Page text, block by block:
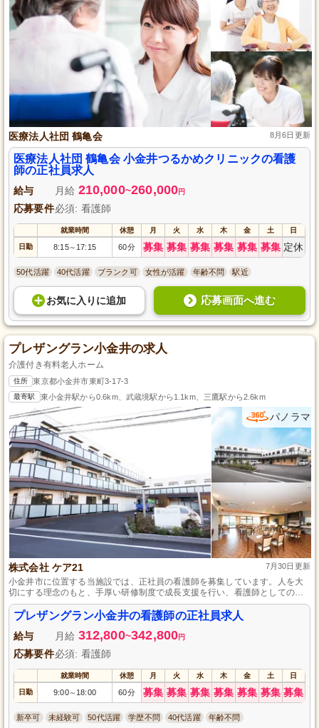
医療法人社団 鶴亀会 8月6日更新
医療法人社団 鶴亀会 小金井つるかめクリニックの看護
師の正社員求人
給与 月給 210,000~260,000円
応募要件必須: 看護師
就業時間 休憩 月 火 水 木 金 土 日
日勤 8:15～ 17:15 60分 募集 募集 募集 募集 募集 募集 定休
50代活躍 40代活躍 ブランク可 女性が活躍 年齢不問 駅近
お気に入り に追加 応募画面へ進む
プレザングラン小金井の求人
介護付き有料老人ホーム
住所 東京都小金井市東町3-17-3
最寄駅 東小金井駅から0.6km、武蔵境駅から1.1km、三鷹駅から2.6km
パノラマ
株式会社 ケア21 7月30日更新
小金井市に位置する当施設では、正社員の看護師を募集しています。人を大
切にする理念のもと、手厚い研修制度で成長支援を行い、看護師としてのス
キルアップが目指せます。利用者さまの健康管理などに携わりながら、プラ
イベートも大切にできるシフト制勤務と希望休制度を設け、バランスの取れ
た働き方をお約束します。
プレザングラン小金井の看護師の正社員求人
給与 月給 312,800~342,800円
応募要件必須: 看護師
就業時間 休憩 月 火 水 木 金 土 日
日勤 9:00～ 18:00 60分 募集 募集 募集 募集 募集 募集 募集
新卒可 未経験可 50代活躍 学歴不問 40代活躍 年齢不問